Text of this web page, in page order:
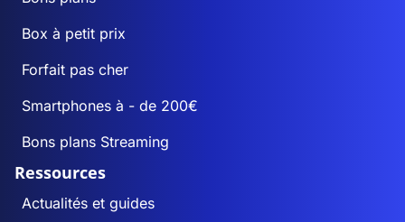
Box à petit prix
Forfait pas cher
Smartphones à - de 200€
Bons plans Streaming
Ressources
Actualités et guides